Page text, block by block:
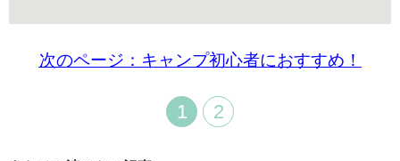
次のページ：キャンプ初心者におすすめ！
1 2